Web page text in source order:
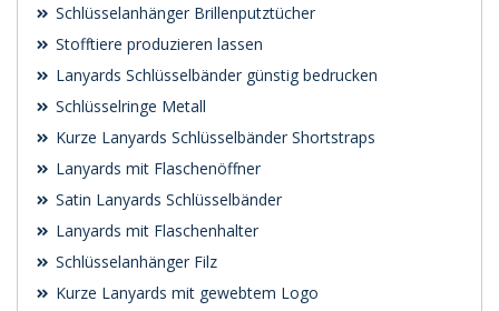
Schlüsselanhänger Brillenputztücher
Stofftiere produzieren lassen
Lanyards Schlüsselbänder günstig bedrucken
Schlüsselringe Metall
Kurze Lanyards Schlüsselbänder Shortstraps
Lanyards mit Flaschenöffner
Satin Lanyards Schlüsselbänder
Lanyards mit Flaschenhalter
Schlüsselanhänger Filz
Kurze Lanyards mit gewebtem Logo